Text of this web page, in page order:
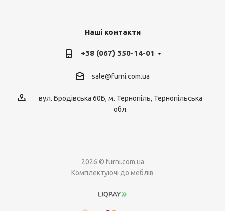
Наші контакти
+38 (067) 350-14-01
sale@furni.com.ua
вул. Бродівська 60Б, м. Тернопіль, Тернопільська
обл.
2026 © furni.com.ua
Комплектуючі до меблів